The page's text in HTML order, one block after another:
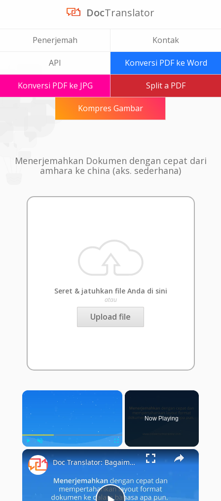
DocTranslator
Penerjemah Kontak
API Konversi PDF ke Word
Konversi PDF ke JPG Split a PDF
Kompres Gambar
Menerjemahkan Dokumen dengan cepat dari
amhara ke china (aks. sederhana)
Seret & jatuhkan file Anda di sini
atau
Upload file
×
Play Unmute Fullscreen
Now Playing
×
Doc Translator: Bagaimana cara menggunakan penerjemah dokumen?